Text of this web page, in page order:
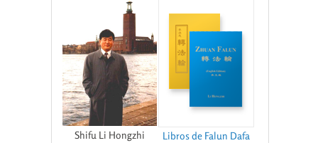
Shifu Li Hongzhi Libros de Falun Dafa